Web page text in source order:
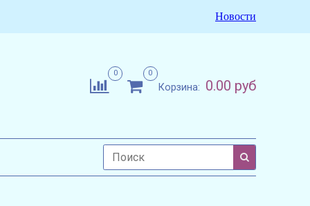
Новости
0 0
Корзина: 0.00 руб